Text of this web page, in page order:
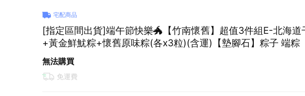
宅配商品
[指定區間出貨]端午節快樂🐲【竹南懷舊】超值3件組E-北海道
+黃金鮮魷粽+懷舊原味粽(各x3粒)(含運)【墊腳石】粽子 端粽
無法購買
免運費